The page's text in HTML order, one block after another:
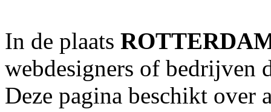
In de plaats
webdesigners of bedrijven
Deze pagina beschikt over